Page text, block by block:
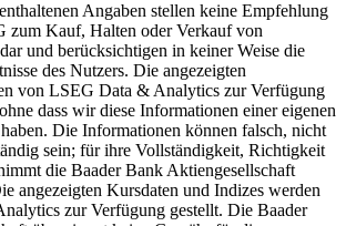
Angaben stellen keine Empfehlung
zum Kauf, Halten oder Verkauf von
und berücksichtigen in keiner Weise die
des Nutzers. Die angezeigten
von LSEG Data & Analytics zur Verfügung
dass wir diese Informationen einer eigenen
Die Informationen können falsch, nicht
sein; für ihre Vollständigkeit, Richtigkeit
die Baader Bank Aktiengesellschaft
angezeigten Kursdaten und Indizes werden
zur Verfügung gestellt. Die Baader